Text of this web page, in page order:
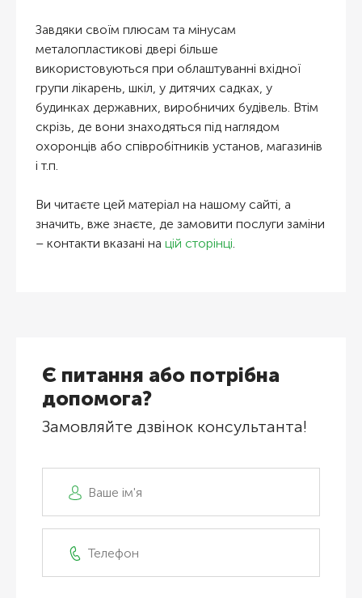
Завдяки своїм плюсам та мінусам
металопластикові двері більше
використовуються при облаштуванні вхідної
групи лікарень, шкіл, у дитячих садках, у
будинках державних, виробничих будівель. Втім
скрізь, де вони знаходяться під наглядом
охоронців або співробітників установ, магазинів
і т.п.
Ви читаєте цей матеріал на нашому сайті, а
значить, вже знаєте, де замовити послуги заміни
– контакти вказані на цій сторінці.
Є питання або потрібна
допомога?
Замовляйте дзвінок консультанта!